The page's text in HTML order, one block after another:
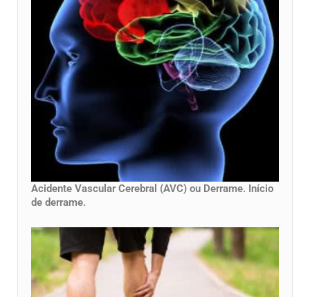
Acidente Vascular Cerebral (AVC) ou Derrame. Início
de derrame.